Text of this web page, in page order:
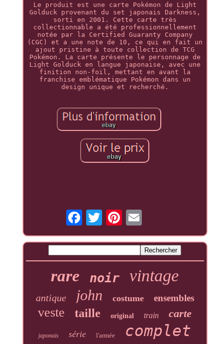
Le produit est une carte Pokémon de Light
Golduck provenant du set japonais Darkness,
sorti en 2001. Cette carte très
collectionnable a été professionnellement
notée par la Certified Guaranty Company
(CGC) et a une note de 10, ce qui en fait un
ajout pristine à toute collection de TCG
Pokémon. La carte présente le personnage de
Light Golduck en langue japonaise, avec une
finition non-foil, mettant en avant la
franchise emblématique Pokémon dans un
design unique et recherché.
rare noir vintage
antique john costume ensembles
veste taille original train carte
japonais série l'armée
complet